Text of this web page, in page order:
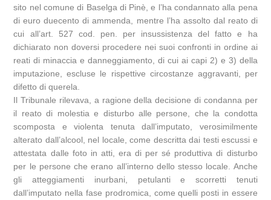
sito nel comune di Baselga di Pinè, e l’ha condannato alla pena
di euro duecento di ammenda, mentre l’ha assolto dal reato di
cui all’art. 527 cod. pen. per insussistenza del fatto e ha
dichiarato non doversi procedere nei suoi confronti in ordine ai
reati di minaccia e danneggiamento, di cui ai capi 2) e 3) della
imputazione, escluse le rispettive circostanze aggravanti, per
difetto di querela.
Il Tribunale rilevava, a ragione della decisione di condanna per
il reato di molestia e disturbo alle persone, che la condotta
scomposta e violenta tenuta dall’imputato, verosimilmente
alterato dall’alcool, nel locale, come descritta dai testi escussi e
attestata dalle foto in atti, era di per sé produttiva di disturbo
per le persone che erano all’interno dello stesso locale. Anche
gli atteggiamenti inurbani, petulanti e scorretti tenuti
dall’imputato nella fase prodromica, come quelli posti in essere